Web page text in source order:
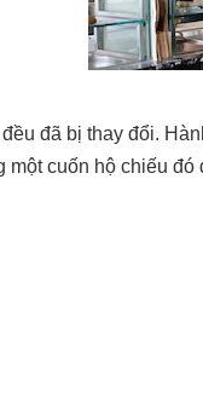
đã bị thay đổi.
cuốn hộ chiếu đó